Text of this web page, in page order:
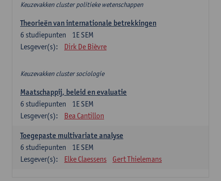
Keuzevakken cluster politieke wetenschappen
Theorieën van internationale betrekkingen
1E SEM
6 studiepunten
Lesgever(s):
Dirk De Bièvre
Keuzevakken cluster sociologie
Maatschappij, beleid en evaluatie
1E SEM
6 studiepunten
Lesgever(s):
Bea Cantillon
Toegepaste multivariate analyse
1E SEM
6 studiepunten
Lesgever(s):
Elke Claessens Gert Thielemans